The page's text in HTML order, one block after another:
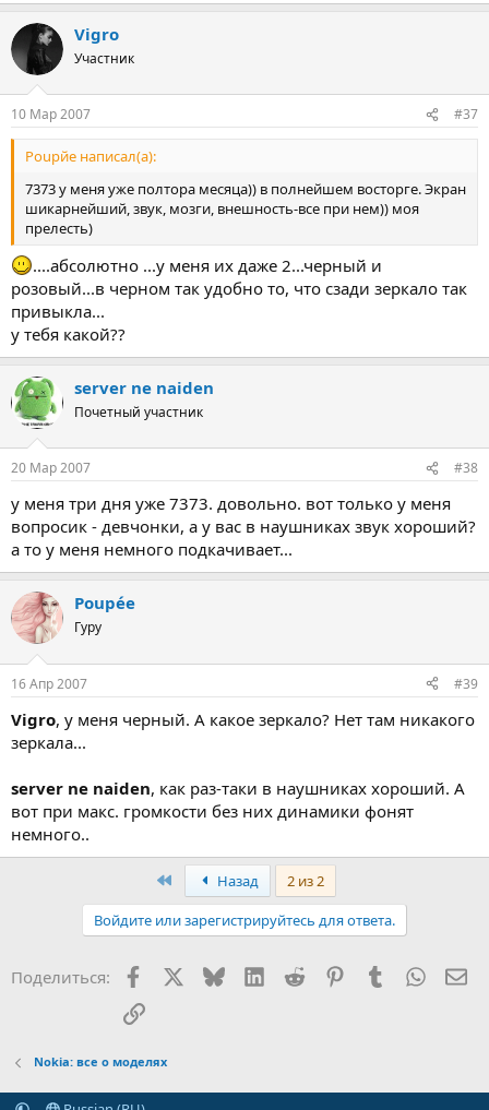
Vigro
Участник
10 Мар 2007 #37
Poupйe написал(а):
7373 у меня уже полтора месяца)) в полнейшем восторге. Экран
шикарнейший, звук, мозги, внешность-все при нем)) моя
прелесть)
....абсолютно ...у меня их даже 2...черный и
розовый...в черном так удобно то, что сзади зеркало так
привыкла...
у тебя какой??
server ne naiden
Почетный участник
20 Мар 2007 #38
у меня три дня уже 7373. довольно. вот только у меня
вопросик - девчонки, а у вас в наушниках звук хороший?
а то у меня немного подкачивает...
Poupée
Гуру
16 Апр 2007 #39
Vigro, у меня черный. А какое зеркало? Нет там никакого
зеркала...
server ne naiden, как раз-таки в наушниках хороший. А
вот при макс. громкости без них динамики фонят
немного..
Назад
2 из 2
Войдите или зарегистрируйтесь для ответа.
Поделиться: FacebookX (Twitter)
BlueskyLinkedIn
Reddit PinterestTumblr
Ссылка
Nokia: все о моделях